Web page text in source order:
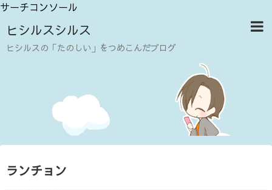
サーチコンソール
ヒシルスシルス
ヒシルスの「たのしい」をつめこんだブログ
ランチョン